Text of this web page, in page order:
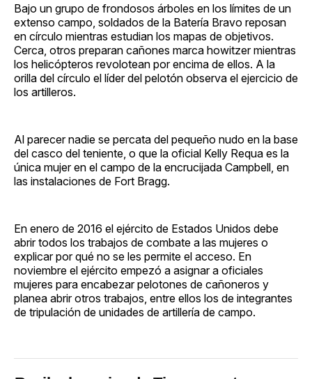
Bajo un grupo de frondosos árboles en los límites de un
extenso campo, soldados de la Batería Bravo reposan
en círculo mientras estudian los mapas de objetivos.
Cerca, otros preparan cañones marca howitzer mientras
los helicópteros revolotean por encima de ellos. A la
orilla del círculo el líder del pelotón observa el ejercicio de
los artilleros.
Al parecer nadie se percata del pequeño nudo en la base
del casco del teniente, o que la oficial Kelly Requa es la
única mujer en el campo de la encrucijada Campbell, en
las instalaciones de Fort Bragg.
En enero de 2016 el ejército de Estados Unidos debe
abrir todos los trabajos de combate a las mujeres o
explicar por qué no se les permite el acceso. En
noviembre el ejército empezó a asignar a oficiales
mujeres para encabezar pelotones de cañoneros y
planea abrir otros trabajos, entre ellos los de integrantes
de tripulación de unidades de artillería de campo.